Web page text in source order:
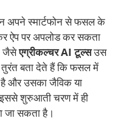
अपने स्मार्टफोन से फसल के
ऐप पर अपलोड कर सकता
जैसेएग्रीकल्चर AI टूल्सउस
बता देते हैं कि फसल में
है और उसका जैविक या
इससे शुरुआती चरण में ही
जा सकता है।